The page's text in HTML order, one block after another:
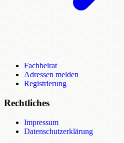
Fachbeirat
Adressen melden
Registrierung
Rechtliches
Impressum
Datenschutzerklärung